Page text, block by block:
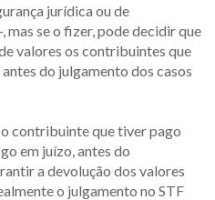
jurídica ou de
mas se o fizer, pode decidir que
valores os contribuintes que
do julgamento dos casos
contribuinte que tiver pago
em juízo, antes do
a devolução dos valores
o julgamento no STF